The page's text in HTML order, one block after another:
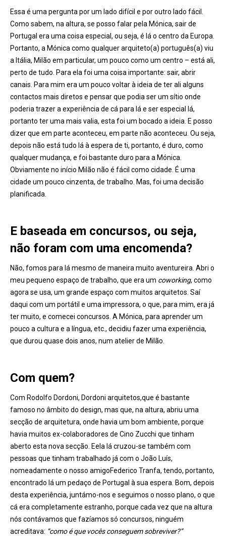
Essa é uma pergunta por um lado difícil e por outro lado fácil.
Como sabem, na altura, se posso falar pela Mónica, sair de
Portugal era uma coisa especial, ou seja, é lá o centro da Europa.
Portanto, a Mónica como qualquer arquiteto(a) português(a) viu
a Itália, Milão em particular, um pouco como um centro – está ali,
perto de tudo. Para ela foi uma coisa importante: sair, abrir
canais. Para mim era um pouco voltar à ideia de ter ali alguns
contactos mais diretos e pensar que podia ser um sítio onde
poderia trazer a experiência de cá para lá e ser especial lá,
portanto ter uma mais valia, esta foi um bocado a ideia. E posso
dizer que em parte aconteceu, em parte não aconteceu. Ou seja,
depois não está tudo lá à espera de ti, portanto, é duro, como
qualquer mudança, e foi bastante duro para a Mónica.
Obviamente no início Milão não é fácil como cidade. É uma
cidade um pouco cinzenta, de trabalho. Mas, foi uma decisão
planificada.
E baseada em concursos, ou seja,
não foram com uma encomenda?
Não, fomos para lá mesmo de maneira muito aventureira. Abri o
meu pequeno espaço de trabalho, que era um coworking, como
agora se usa, um grande espaço com muitos arquitetos. Saí
daqui com um portátil e uma impressora, o que, para mim, era já
ter muito, e comecei concursos. A Mónica, para aprender um
pouco a cultura e a língua, etc., decidiu fazer uma experiência,
que durou quase dois anos, num atelier de Milão.
Com quem?
Com Rodolfo Dordoni, Dordoni arquitetos,que é bastante
famoso no âmbito do design, mas que, na altura, abriu uma
secção de arquitetura, onde havia um bom ambiente, porque
havia muitos ex-colaboradores de Cino Zucchi que tinham
aberto esta nova secção. Eela lá cruzou-se também com
pessoas que tinham trabalhado já com o João Luís,
nomeadamente o nosso amigoFederico Tranfa, tendo, portanto,
encontrado lá um pedaço de Portugal à sua espera. Bom, depois
desta experiência, juntámo-nos e seguimos o nosso plano, o que
cá era completamente estranho, porque cada vez que na altura
nós contávamos que fazíamos só concursos, ninguém
acreditava: “como é que vocês conseguem sobreviver?”